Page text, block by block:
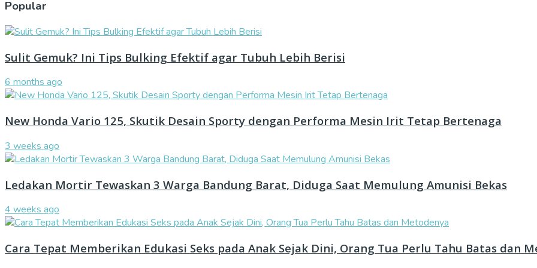
Popular
Sulit Gemuk? Ini Tips Bulking Efektif agar Tubuh Lebih Berisi
6 months ago
New Honda Vario 125, Skutik Desain Sporty dengan Performa Mesin Irit Tetap Bertenaga
3 weeks ago
Ledakan Mortir Tewaskan 3 Warga Bandung Barat, Diduga Saat Memulung Amunisi Bekas
4 weeks ago
Cara Tepat Memberikan Edukasi Seks pada Anak Sejak Dini, Orang Tua Perlu Tahu Batas dan